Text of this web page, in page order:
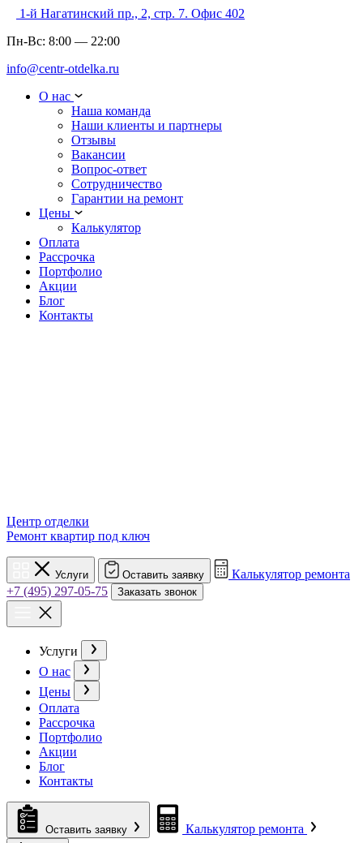
1-й Нагатинский пр., 2, стр. 7. Офис 402
Пн-Вс: 8:00 — 22:00
info@centr-otdelka.ru
О нас
Наша команда
Наши клиенты и партнеры
Отзывы
Вакансии
Вопрос-ответ
Сотрудничество
Гарантии на ремонт
Цены
Калькулятор
Оплата
Рассрочка
Портфолио
Акции
Блог
Контакты
Центр отделки
Ремонт квартир под ключ
Услуги Оставить заявку
Калькулятор ремонта
+7 (495) 297-05-75
Заказать звонок
Услуги
О нас
Цены
Оплата
Рассрочка
Портфолио
Акции
Блог
Контакты
Оставить заявку Калькулятор ремонта